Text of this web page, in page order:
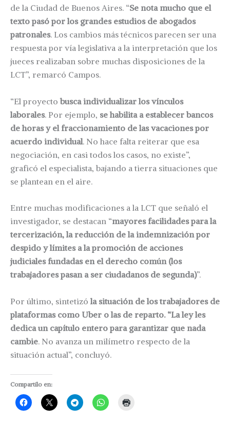
de la Ciudad de Buenos Aires. “Se nota mucho que el
texto pasó por los grandes estudios de abogados
patronales. Los cambios más técnicos parecen ser una
respuesta por vía legislativa a la interpretación que los
jueces realizaban sobre muchas disposiciones de la
LCT”, remarcó Campos.
“El proyectobusca individualizar los vínculos
laborales. Por ejemplo, se habilita a establecer bancos
de horas y el fraccionamiento de las vacaciones por
acuerdo individual. No hace falta reiterar que esa
negociación, en casi todos los casos, no existe”,
graficó el especialista, bajando a tierra situaciones que
se plantean en el aire.
Entre muchas modificaciones a la LCT que señaló el
investigador, se destacan “mayores facilidades para la
tercerización, la reducción de la indemnización por
despido y límites a la promoción de acciones
judiciales fundadas en el derecho común (los
trabajadores pasan a ser ciudadanos de segunda)”.
Por último, sintetizóla situación de los trabajadores de
plataformas como Uber o las de reparto. “La ley les
dedica un capítulo entero para garantizar que nada
cambie. No avanza un milímetro respecto de la
situación actual”, concluyó.
Compartilo en: